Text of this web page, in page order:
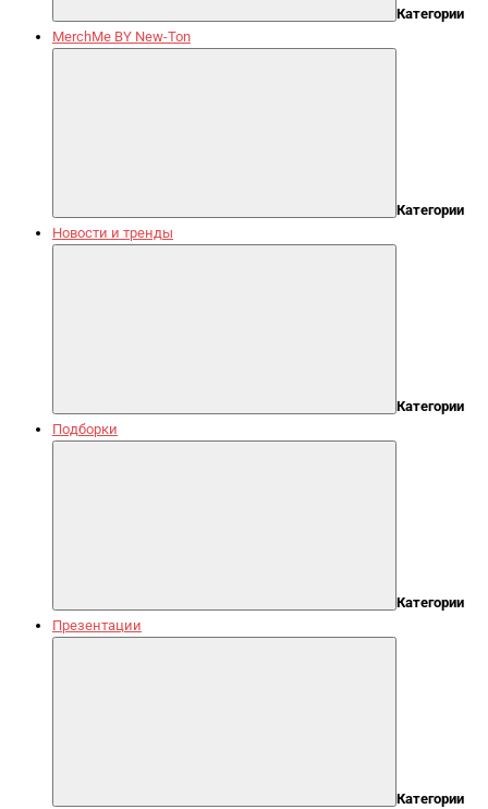
Категории
MerchMe BY New-Ton
Категории
Новости и тренды
Категории
Подборки
Категории
Презентации
Категории